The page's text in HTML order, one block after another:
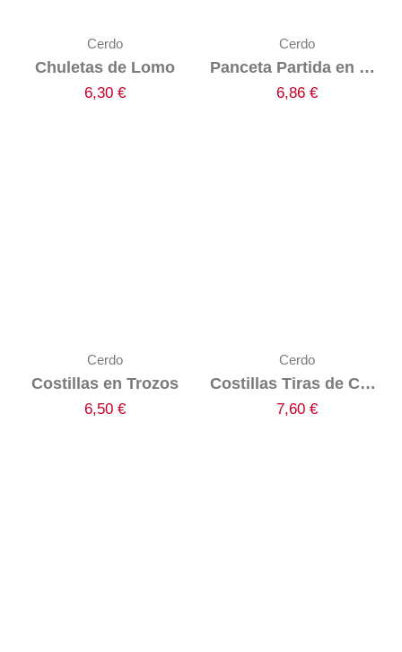
Cerdo
Chuletas de Lomo
6,30 €
Cerdo
Panceta Partida en Tiras
6,86 €
Cerdo
Costillas en Trozos
6,50 €
Cerdo
Costillas Tiras de Chuletero
7,60 €